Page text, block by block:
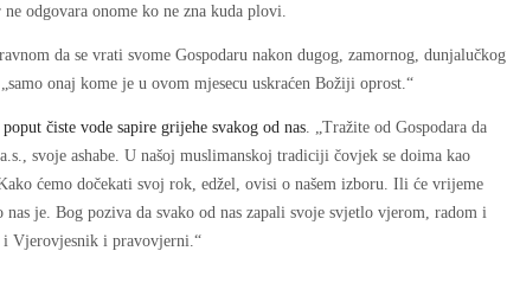
odgovara onome ko ne zna kuda plovi.
da se vrati svome Gospodaru nakon dugog, zamornog, dunjalučkog
onaj kome je u ovom mjesecu uskraćen Božiji oprost.“
čiste vode sapire grijehe svakog od nas . „Tražite od Gospodara da
svoje ashabe. U našoj muslimanskoj tradiciji čovjek se doima kao
ćemo dočekati svoj rok, edžel, ovisi o našem izboru. Ili će vrijeme
je. Bog poziva da svako od nas zapali svoje svjetlo vjerom, radom i
i Vjerovjesnik i pravovjerni.“